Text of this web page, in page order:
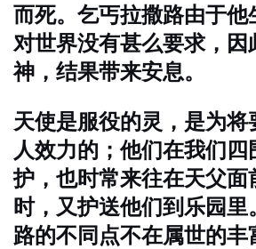
而死。 乞丐拉撒路由于他
对世界没有甚么要求，因
神，结果带来安息。
天使是服役的灵，是为将
人效力的；他们在我们
护，也时常来往在天父面
时，又护送他们到乐园里。
路的不同点不在属世的丰